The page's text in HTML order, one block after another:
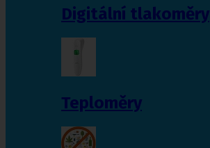
Digitální tlakoměry
Teploměry